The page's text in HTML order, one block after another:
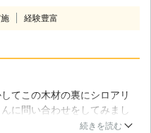
ンニングにお任せ下さい。一
が一の再発生が認められても
いに根付くシロアリを徹底駆
建築・木材などの知識も豊富
況に合わせた適切で安全な駆除
経験豊富
てこの木材の裏にシロアリ
に問い合わせをしてみまし
の中にシロアリがいまし
続きを読む